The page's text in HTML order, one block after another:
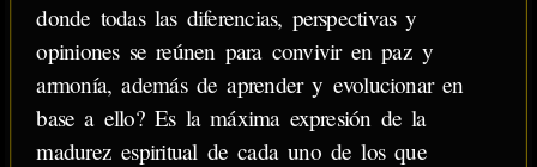
donde todas las diferencias, perspectivas y
opiniones se reúnen para convivir en paz y
armonía, además de aprender y evolucionar en
base a ello? Es la máxima expresión de la
madurez espiritual de cada uno de los que